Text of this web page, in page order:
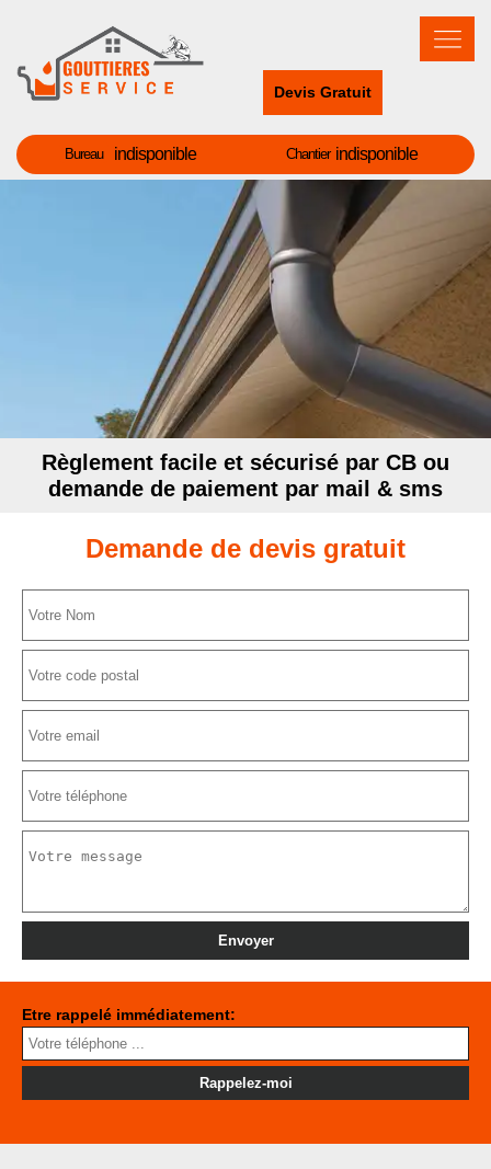
Devis Gratuit
Bureau indisponible Chantier indisponible
Règlement facile et sécurisé par CB ou
demande de paiement par mail & sms
Demande de devis gratuit
Etre rappelé immédiatement: